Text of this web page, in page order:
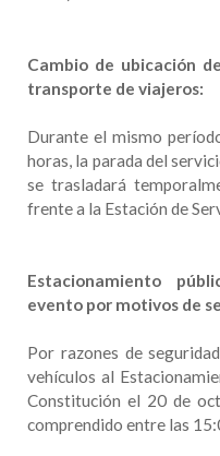
Cambio de ubicación
transporte de viajeros:
Durante el mismo
horas, la parada del
se trasladará
frente a la Estación de
Estacionamiento
evento por motivos de
Por razones de
vehículos al
Constitución el 20 de
comprendido entre las